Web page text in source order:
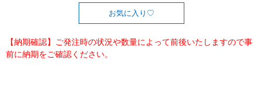
お気に入り
【納期確認】ご発注時の状況や数量によって前後いたしますので事
前に納期をご確認ください。